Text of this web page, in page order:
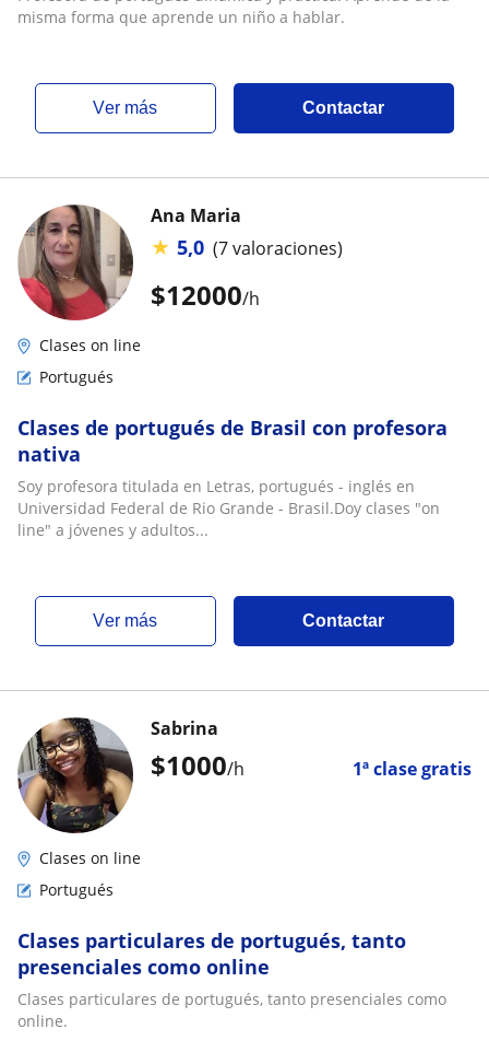
misma forma que aprende un niño a hablar.
ver más Contactar
$12000/h
Ana Maria
★ 5,0 (7 valoraciones)
Clases on line
Portugués
Clases de portugués de Brasil con profesora
nativa
Soy profesora titulada en Letras, portugués - inglés en
Universidad Federal de Rio Grande - Brasil.Doy clases "on
line" a jóvenes y adultos...
ver más Contactar
$1000/h 1ª clase gratis
Sabrina
Clases on line
Portugués
Clases particulares de portugués, tanto
presenciales como online
Clases particulares de portugués, tanto presenciales como
online.